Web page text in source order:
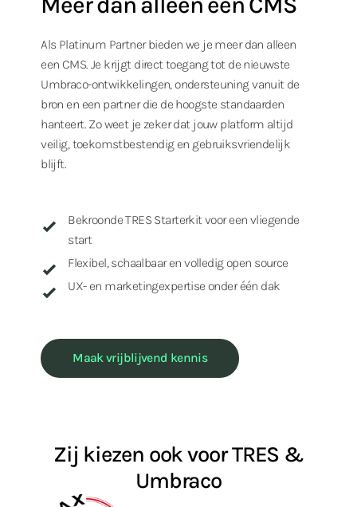
Als Platinum Partner bieden we je meer dan alleen
een CMS. Je krijgt direct toegang tot de nieuwste
Umbraco-ontwikkelingen, ondersteuning vanuit de
bron en een partner die de hoogste standaarden
hanteert. Zo weet je zeker dat jouw platform altijd
veilig, toekomstbestendig en gebruiksvriendelijk
blijft.
Bekroonde TRES Starterkit voor een vliegende
start
Flexibel, schaalbaar en volledig open source
UX- en marketingexpertise onder één dak
Maak vrijblijvend kennis
Zij kiezen ook voor TRES &
Umbraco